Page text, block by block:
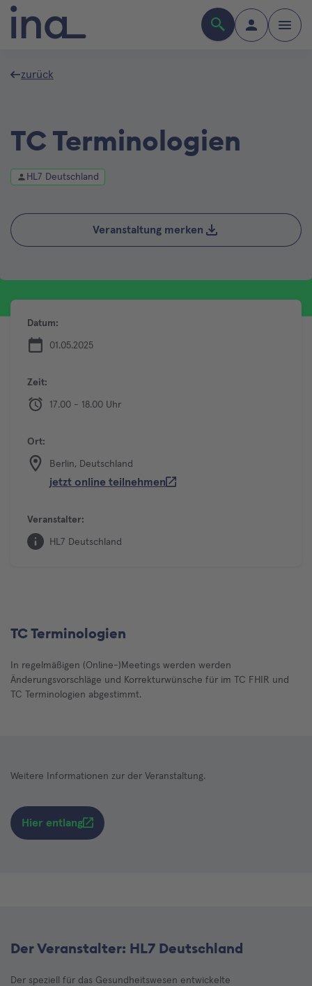
zurück
TC Terminologien
HL7 Deutschland
Veranstaltung merken
Datum:
01.05.2025
Zeit:
17.00 - 18.00 Uhr
Ort:
Berlin, Deutschland
jetzt online teilnehmen
Veranstalter:
HL7 Deutschland
TC Terminologien
In regelmäßigen (Online-)Meetings werden werden
Änderungsvorschläge und Korrekturwünsche für im TC FHIR und
TC Terminologien abgestimmt.
Weitere Informationen zur der Veranstaltung.
Hier entlang
Der Veranstalter: HL7 Deutschland
Der speziell für das Gesundheitswesen entwickelte